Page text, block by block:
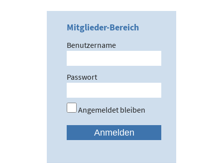
Mitglieder-Bereich
Benutzername
Passwort
Angemeldet bleiben